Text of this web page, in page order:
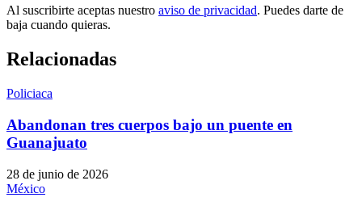
Al suscribirte aceptas nuestro aviso de privacidad. Puedes darte de
baja cuando quieras.
Relacionadas
Policiaca
Abandonan tres cuerpos bajo un puente en
Guanajuato
28 de junio de 2026
México